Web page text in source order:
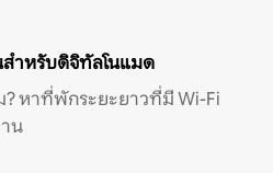
ำหรับดิจิทัลโนแมด
หาที่พักระยะยาวที่มี Wi-Fi
น